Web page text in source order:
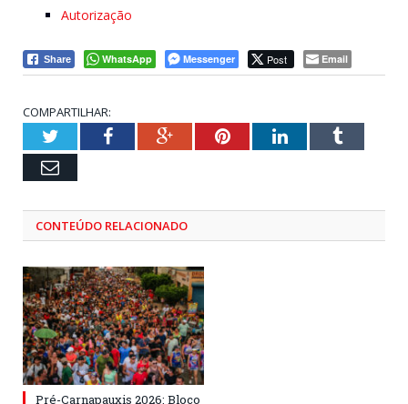
Autorização
Share WhatsApp Messenger Post Email
COMPARTILHAR:
TwitterFacebookGoogle+PinterestLinkedInTumblr
Email
CONTEÚDO RELACIONADO
Pré-Carnapauxis 2026: Bloco